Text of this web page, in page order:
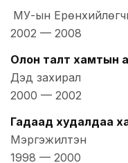
МУ-ын
2002 — 2008
Олон талт хамтын
Дэд захирал
2000 — 2002
Гадаад худалдаа
Мэргэжилтэн
1998 — 2000